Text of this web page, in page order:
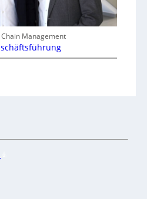
Management